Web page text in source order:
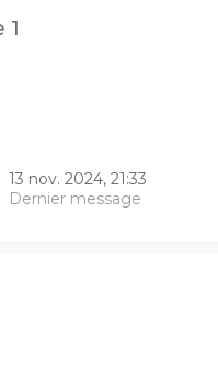
1
13 nov. 2024, 21:33
Dernier message